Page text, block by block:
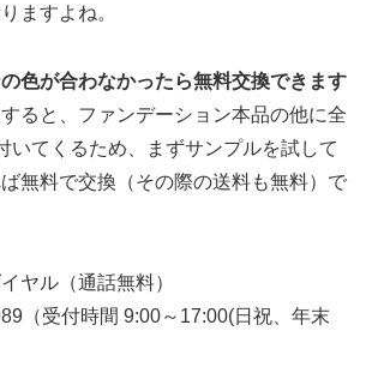
ますよね。
色が合わなかったら無料交換できます
ると、ファンデーション本品の他に全
いてくるため、まずサンプルを試して
無料で交換（その際の送料も無料）で
ヤル（通話無料）
（受付時間 9:00～17:00(日祝、年末